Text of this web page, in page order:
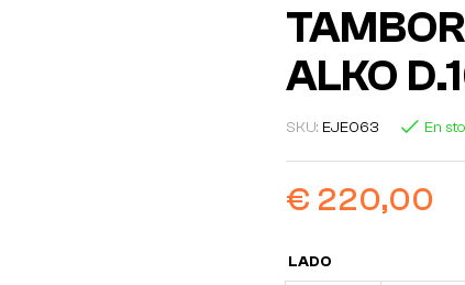
ALKO
SKU: EJE063 En
€ 220,00
LADO